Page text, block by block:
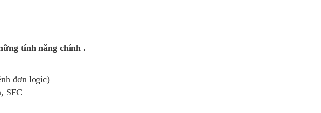
tính năng chính .
đơn logic)
SFC